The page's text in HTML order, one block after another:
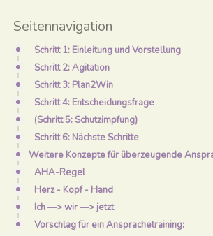
Seitennavigation
Schritt 1: Einleitung und Vorstellung
Schritt 2: Agitation
Schritt 3: Plan2Win
Schritt 4: Entscheidungsfrage
(Schritt 5: Schutzimpfung)
Schritt 6: Nächste Schritte
AHA-Regel
Herz - Kopf - Hand
Ich —> wir —> jetzt
Vorschlag für ein Ansprachetraining: